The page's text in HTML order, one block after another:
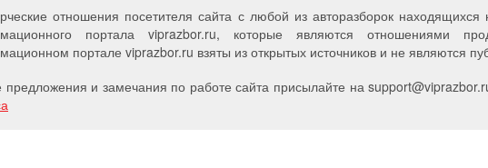
отношения посетителя сайта с любой из авторазборок находящихся
портала viprazbor.ru, которые являются отношениями
портале viprazbor.ru взяты из открытых источников и не являются
и замечания по работе сайта присылайте на support@viprazbor.